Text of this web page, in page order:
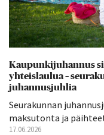
Kaupunkijuhannus
yhteislaulua –
juhannusjuhlia
Seurakunnan
maksutonta ja
17.06.2026